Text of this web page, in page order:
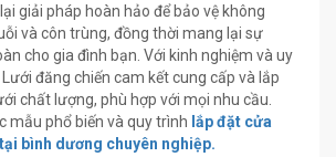
giải pháp hoàn hảo để bảo vệ không
và côn trùng, đồng thời mang lại sự
cho gia đình bạn. Với kinh nghiệm và uy
đăng chiến cam kết cung cấp và lắp
chất lượng, phù hợp với mọi nhu cầu.
mẫu phổ biến và quy trình lắp đặt cửa
bình dương chuyên nghiệp.